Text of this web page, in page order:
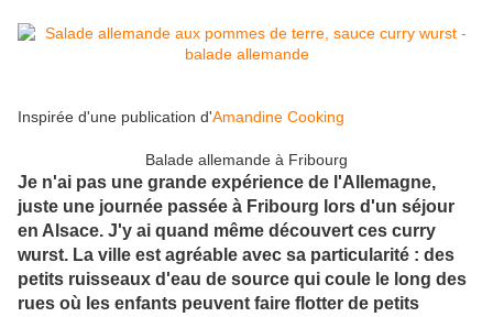
Inspirée d'une publication d'Amandine Cooking
Balade allemande à Fribourg
Je n'ai pas une grande expérience de l'Allemagne,
juste une journée passée à Fribourg lors d'un séjour
en Alsace. J'y ai quand même découvert ces curry
wurst. La ville est agréable avec sa particularité : des
petits ruisseaux d'eau de source qui coule le long des
rues où les enfants peuvent faire flotter de petits